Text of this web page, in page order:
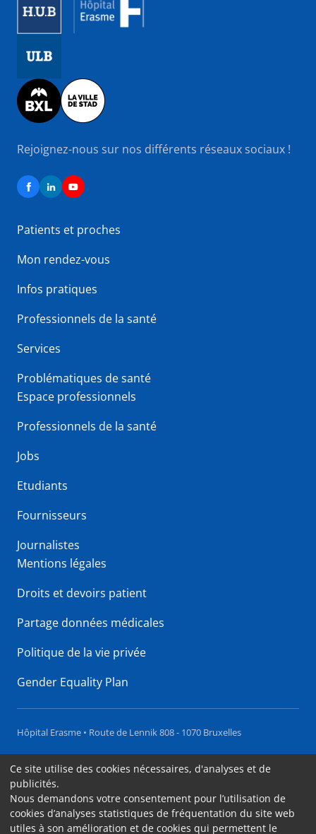
Image
Rejoignez-nous sur nos différents réseaux sociaux !
Patients et proches
Mon rendez-vous
Infos pratiques
Professionnels de la santé
Services
Problématiques de santé
Espace professionnels
Professionnels de la santé
Jobs
Etudiants
Fournisseurs
Journalistes
Mentions légales
Droits et devoirs patient
Partage données médicales
Politique de la vie privée
Gender Equality Plan
Hôpital Erasme • Route de Lennik 808 - 1070 Bruxelles
Accessibilité
Contact
Cookies
Ce site utilise des cookies nécessaires, d'analyses et de
publicités.
Nous demandons votre consentement pour l’utilisation de
cookies d’analyses statistiques de fréquentation du site web
utiles à son amélioration et de cookies qui permettent le